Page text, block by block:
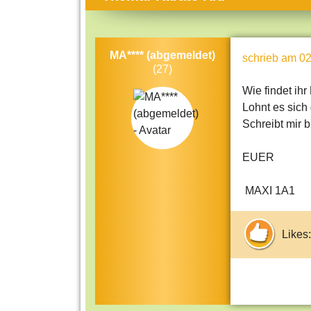
Themen-Specials
Häufig gesucht
Beliebte Artikel
MA**** (abgemeldet)
(27)
schrieb am
Wie findet ihr
Lohnt es
Schreibt mir
EUER
MAXI 1A1